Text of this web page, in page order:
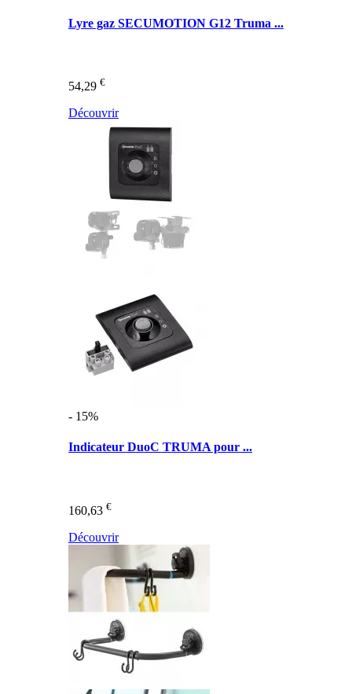
Lyre gaz SECUMOTION G12 Truma ...
54,29 €
Découvrir
- 15%
Indicateur DuoC TRUMA pour ...
160,63 €
Découvrir